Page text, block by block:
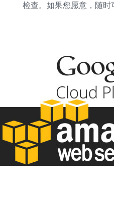
检查。如果您愿意，随时